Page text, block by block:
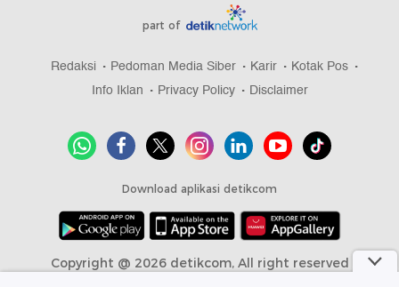
part of
Redaksi Pedoman Media Siber Karir
Kotak Pos
Info Iklan
Privacy Policy Disclaimer
Download aplikasi detikcom
Copyright @ 2026 detikcom, All right reserved